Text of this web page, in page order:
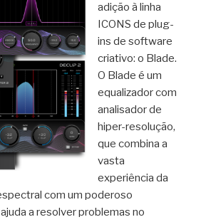
adição à linha
ICONS de plug-
ins de software
criativo: o Blade.
O Blade é um
equalizador com
analisador de
hiper-resolução,
que combina a
vasta
experiência da
com um poderoso
a resolver problemas no